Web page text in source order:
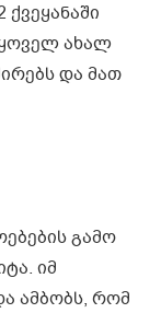
ახალ
და მათ
გამო
იმ
ამბობს, რომ